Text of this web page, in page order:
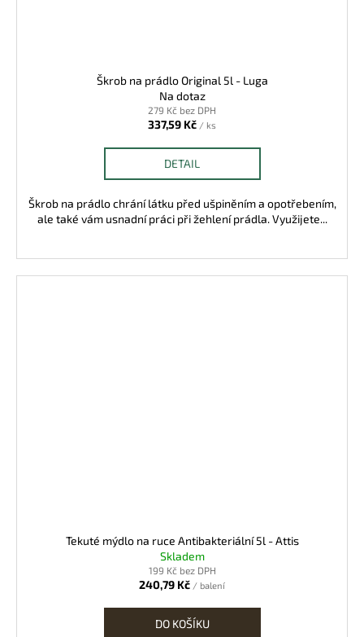
Škrob na prádlo Original 5l - Luga
Na dotaz
279 Kč bez DPH
337,59 Kč / ks
DETAIL
Škrob na prádlo chrání látku před ušpiněním a opotřebením,
ale také vám usnadní práci při žehlení prádla. Využijete...
Tekuté mýdlo na ruce Antibakteriální 5l - Attis
Skladem
199 Kč bez DPH
240,79 Kč / balení
DO KOŠÍKU